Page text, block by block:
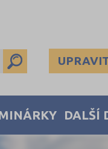
DALŠÍ